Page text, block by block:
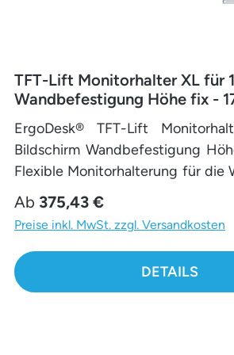
ganz ohne Kabelgewirr. Erhältlich in
verschiedenen Farben,
Monitorhalter perfekt an Deinen
und die Gestaltung Deines
anpassen.
TFT-Lift Monitorhalter XL für
Wandbefestigung Höhe fix -
ErgoDesk® TFT-Lift
Bildschirm Wandbefestigung
Flexible Monitorhalterung für die
– Design trifft auf
Monitorhalterung vereint
maximaler Funktionalität –
zeitgemäßen Arbeitsplatz.
perfekt für Monitore von 17
Regulärer Preis:
Ab 375,43 €
Preise inkl. MwSt. zzgl. Versandkosten
DETAILS